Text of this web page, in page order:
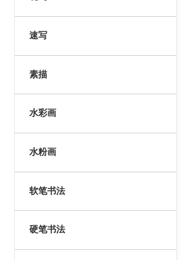
速写
素描
水彩画
水粉画
软笔书法
硬笔书法